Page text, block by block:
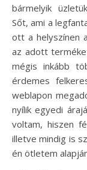
bármelyik
Sőt, ami a
ott a helyszínen
az adott
mégis inkább
érdemes
weblapon
nyílik egyedi
voltam, hiszen
illetve mindig is
én ötletem